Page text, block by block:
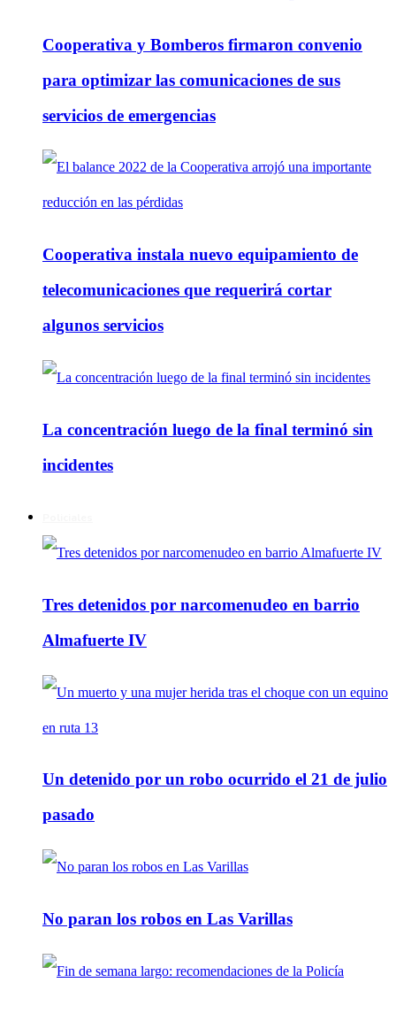
Cooperativa y Bomberos firmaron convenio
para optimizar las comunicaciones de sus
servicios de emergencias
Cooperativa instala nuevo equipamiento de
telecomunicaciones que requerirá cortar
algunos servicios
La concentración luego de la final terminó sin
incidentes
Tres detenidos por narcomenudeo en barrio
Almafuerte IV
Un detenido por un robo ocurrido el 21 de julio
pasado
No paran los robos en Las Varillas